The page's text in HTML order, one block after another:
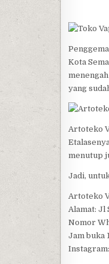
Kota
yang
Artoteko
menutup
Jadi,
Artoteko
Alamat: Jl
Nomor
Jam buka